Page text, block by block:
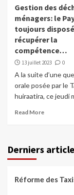
Gestion des
ménagers: le
toujours
récupérer la
compétence…
13 juillet 2023 0
A la suite d’une
orale posée par le
huiraatira, ce jeudi
Read More
Derniers
Réforme des